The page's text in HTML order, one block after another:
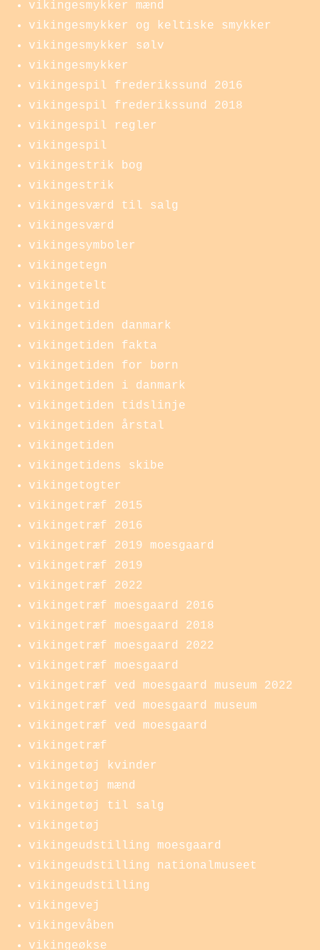
vikingesmykker mænd
vikingesmykker og keltiske smykker
vikingesmykker sølv
vikingesmykker
vikingespil frederikssund 2016
vikingespil frederikssund 2018
vikingespil regler
vikingespil
vikingestrik bog
vikingestrik
vikingesværd til salg
vikingesværd
vikingesymboler
vikingetegn
vikingetelt
vikingetid
vikingetiden danmark
vikingetiden fakta
vikingetiden for børn
vikingetiden i danmark
vikingetiden tidslinje
vikingetiden årstal
vikingetiden
vikingetidens skibe
vikingetogter
vikingetræf 2015
vikingetræf 2016
vikingetræf 2019 moesgaard
vikingetræf 2019
vikingetræf 2022
vikingetræf moesgaard 2016
vikingetræf moesgaard 2018
vikingetræf moesgaard 2022
vikingetræf moesgaard
vikingetræf ved moesgaard museum 2022
vikingetræf ved moesgaard museum
vikingetræf ved moesgaard
vikingetræf
vikingetøj kvinder
vikingetøj mænd
vikingetøj til salg
vikingetøj
vikingeudstilling moesgaard
vikingeudstilling nationalmuseet
vikingeudstilling
vikingevej
vikingevåben
vikingeøkse